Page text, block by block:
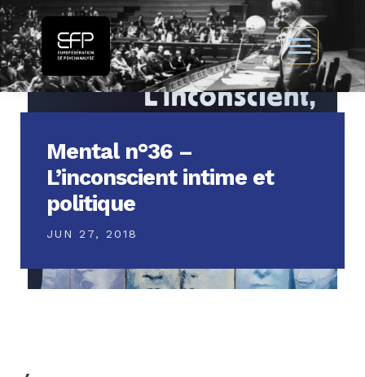
Mental n°36 –
L’inconscient intime et
politique
JUN 27, 2018